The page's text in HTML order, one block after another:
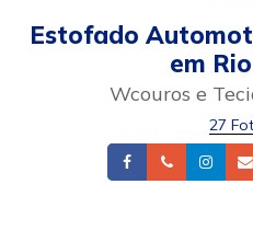
Estofado
em
Wcouros e
27
FacebookTelefone